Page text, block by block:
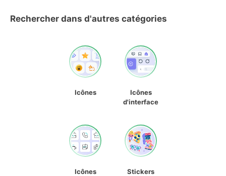
Rechercher dans d'autres catégories
Icônes
Icônes
d'interface
Icônes
Stickers